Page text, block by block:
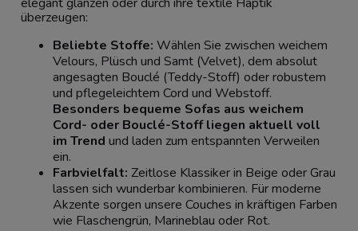
überzeugen:
Beliebte Stoffe: Wählen Sie zwischen weichem
Velours, Plüsch und Samt (Velvet), dem absolut
angesagten Bouclé (Teddy-Stoff) oder robustem
und pflegeleichtem Cord und Webstoff.
Besonders bequeme Sofas aus weichem
Cord- oder Bouclé-Stoff liegen aktuell voll
im Trend und laden zum entspannten Verweilen
ein.
Farbvielfalt: Zeitlose Klassiker in Beige oder Grau
lassen sich wunderbar kombinieren. Für moderne
Akzente sorgen unsere Couches in kräftigen Farben
wie Flaschengrün, Marineblau oder Rot.